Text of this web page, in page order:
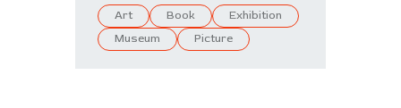
Art Book
Exhibition
Museum
Picture